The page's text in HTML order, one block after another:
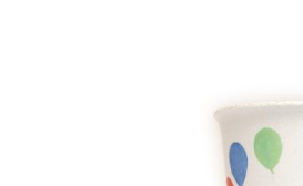
グッズインフォメーション